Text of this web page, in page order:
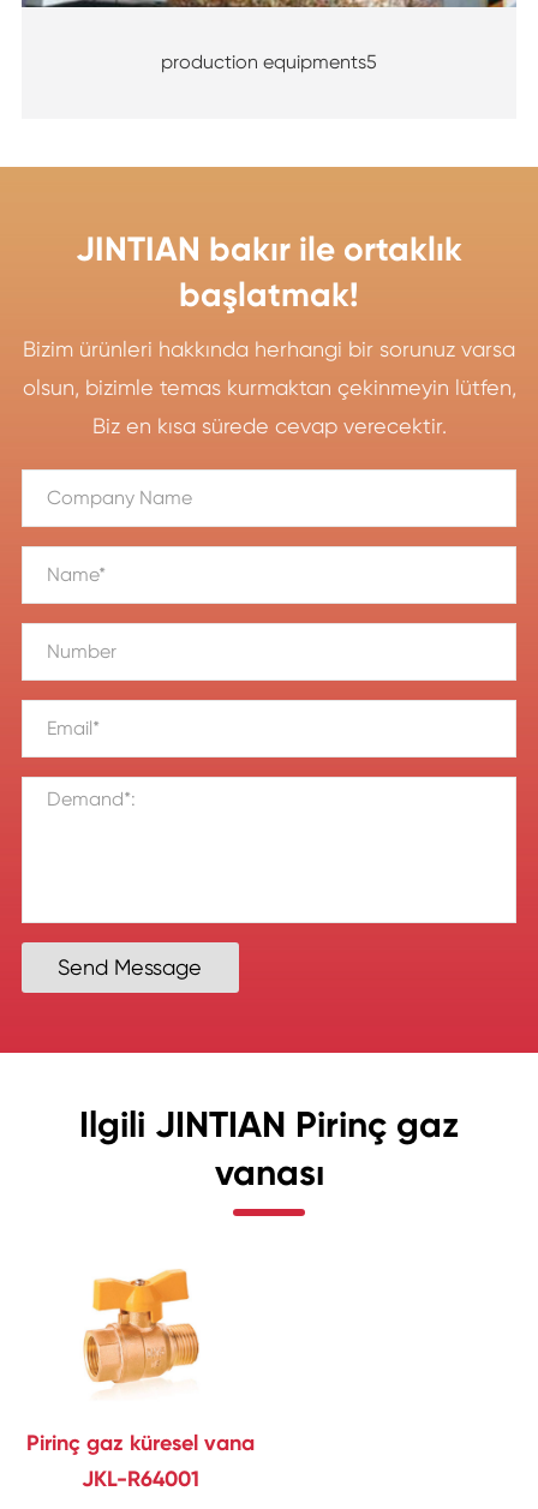
production equipments5
JINTIAN bakır ile ortaklık
başlatmak!
Bizim ürünleri hakkında herhangi bir sorunuz varsa
olsun, bizimle temas kurmaktan çekinmeyin lütfen,
Biz en kısa sürede cevap verecektir.
Send Message
Ilgili JINTIAN Pirinç gaz
vanası
Pirinç gaz küresel vana
JKL-R64001